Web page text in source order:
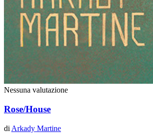
Nessuna valutazione
Rose/House
di Arkady Martine